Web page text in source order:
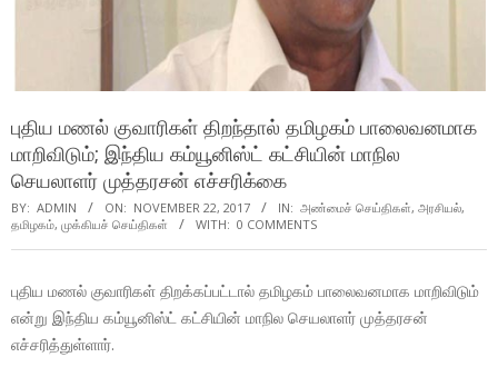
புதிய மணல் குவாரிகள் திறந்தால் தமிழகம் பாலைவனமாக
மாறிவிடும்; இந்திய கம்யூனிஸ்ட் கட்சியின் மாநில
செயலாளர் முத்தரசன் எச்சரிக்கை
BY: ADMIN ON: NOVEMBER 22, 2017 IN: அண்மைச் செய்திகள், அரசியல்,
தமிழகம், முக்கியச் செய்திகள் WITH: 0 COMMENTS
புதிய மணல் குவாரிகள் திறக்கப்பட்டால் தமிழகம் பாலைவனமாக மாறிவிடும்
என்று இந்திய கம்யூனிஸ்ட் கட்சியின் மாநில செயலாளர் முத்தரசன்
எச்சரித்துள்ளார்.